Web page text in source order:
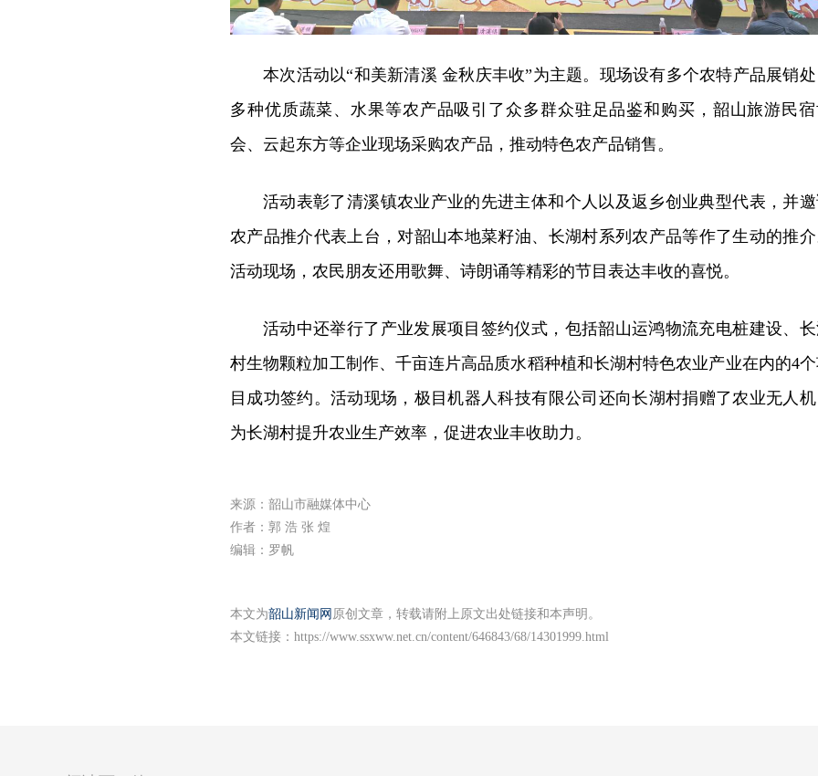
本次活动以“和美新清溪 金秋庆丰收”为主题。现场设有多个农特产品展销
多种优质蔬菜、水果等农产品吸引了众多群众驻足品鉴和购买，韶山旅游民
会、云起东方等企业现场采购农产品，推动特色农产品销售。
活动表彰了清溪镇农业产业的先进主体和个人以及返乡创业典型代表，并
农产品推介代表上台，对韶山本地菜籽油、长湖村系列农产品等作了生动的推
活动现场，农民朋友还用歌舞、诗朗诵等精彩的节目表达丰收的喜悦。
活动中还举行了产业发展项目签约仪式，包括韶山运鸿物流充电桩建设、
村生物颗粒加工制作、千亩连片高品质水稻种植和长湖村特色农业产业在内的4
目成功签约。活动现场，极目机器人科技有限公司还向长湖村捐赠了农业无人
为长湖村提升农业生产效率，促进农业丰收助力。
来源：韶山市融媒体中心
作者：郭 浩 张 煌
编辑：罗帆
本文为韶山新闻网 原创文章，转载请附上原文出处链接和本声明。
本文链接： https://www.ssxww.net.cn/content/646843/68/14301999.html